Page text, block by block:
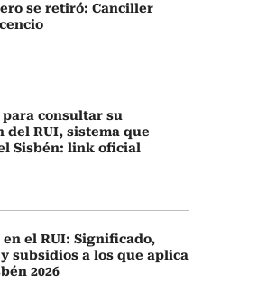
se retiró: Canciller
para consultar su
del RUI, sistema que
Sisbén: link oficial
en el RUI: Significado,
subsidios a los que aplica
2026